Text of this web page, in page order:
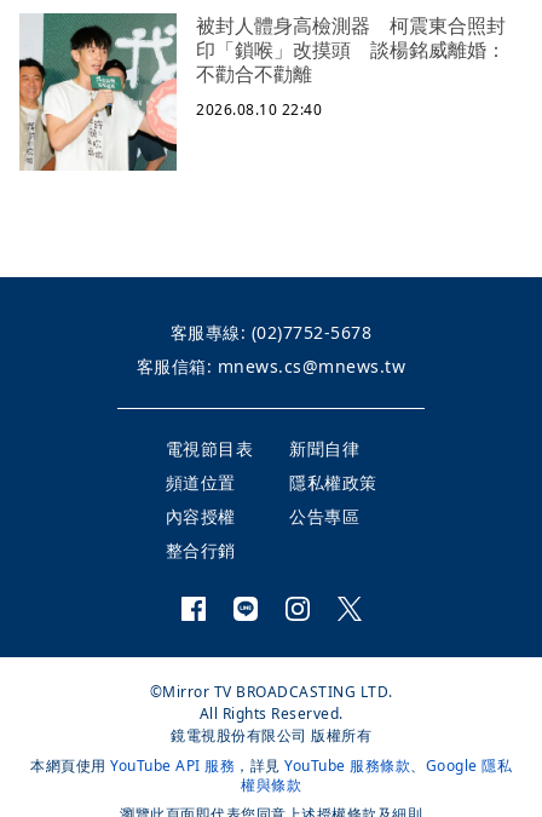
被封人體身高檢測器 柯震東合照封
印「鎖喉」改摸頭 談楊銘威離婚：
不勸合不勸離
2026.08.10 22:40
客服專線: (02)7752-5678
客服信箱: mnews.cs@mnews.tw
電視節目表
新聞自律
頻道位置
隱私權政策
內容授權
公告專區
整合行銷
©Mirror TV BROADCASTING LTD.
All Rights Reserved.
鏡電視股份有限公司 版權所有
本網頁使用 YouTube API 服務 ，詳見 YouTube 服務條款、 Google 隱私
權與條款